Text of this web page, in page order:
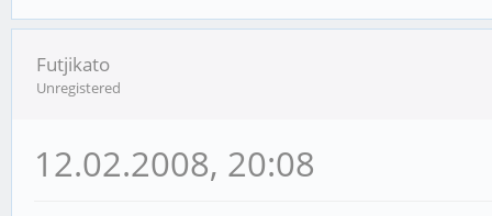
Futjikato
Unregistered
12.02.2008, 20:08